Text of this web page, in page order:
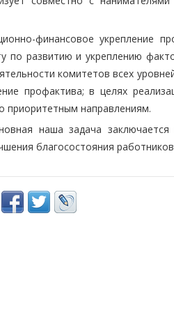
финансовое укрепление
по развитию и укреплению
комитетов всех
профактива; в целях
приоритетным направлениям.
наша задача
благосостояния